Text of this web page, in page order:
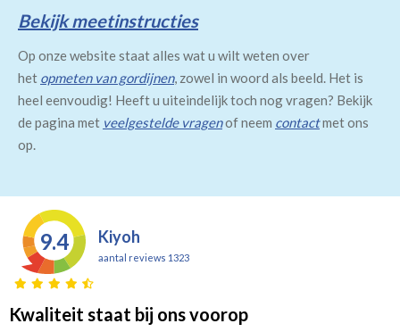
Bekijk meetinstructies
Op onze website staat alles wat u wilt weten over
het opmeten van gordijnen, zowel in woord als beeld. Het is
heel eenvoudig! Heeft u uiteindelijk toch nog vragen? Bekijk
de pagina met veelgestelde vragenof neem contactmet ons
op.
9.4 Kiyoh
aantal reviews 1323
Kwaliteit staat bij ons voorop